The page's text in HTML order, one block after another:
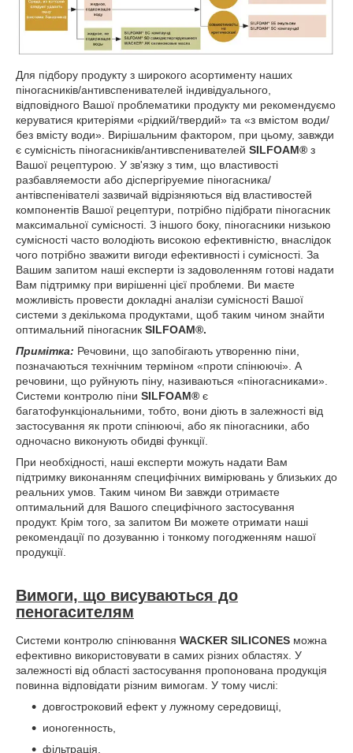
Для підбору продукту з широкого асортименту наших
піногасників/антивспенивателей індивідуального,
відповідного Вашої проблематики продукту ми рекомендуємо
керуватися критеріями «рідкий/твердий» та «з вмістом води/
без вмісту води». Вирішальним фактором, при цьому, завжди
є сумісність піногасників/антивспенивателей SILFOAM® з
Вашої рецептурою. У зв'язку з тим, що властивості
разбавляемости або діспергіруемие піногасника/
антівспенівателі зазвичай відрізняються від властивостей
компонентів Вашої рецептури, потрібно підібрати піногасник
максимальної сумісності. З іншого боку, піногасники низькою
сумісності часто володіють високою ефективністю, внаслідок
чого потрібно зважити вигоди ефективності і сумісності. За
Вашим запитом наші експерти із задоволенням готові надати
Вам підтримку при вирішенні цієї проблеми. Ви маєте
можливість провести докладні аналізи сумісності Вашої
системи з декількома продуктами, щоб таким чином знайти
оптимальний піногасник SILFOAM®.
Примітка: Речовини, що запобігають утворенню піни,
позначаються технічним терміном «проти спінюючі». А
речовини, що руйнують піну, називаються «піногасниками».
Системи контролю піни SILFOAM® є
багатофункціональними, тобто, вони діють в залежності від
застосування як проти спінюючі, або як піногасники, або
одночасно виконують обидві функції.
При необхідності, наші експерти можуть надати Вам
підтримку виконанням специфічних вимірювань у близьких до
реальних умов. Таким чином Ви завжди отримаєте
оптимальний для Вашого специфічного застосування
продукт. Крім того, за запитом Ви можете отримати наші
рекомендації по дозуванню і тонкому погодженням нашої
продукції.
Вимоги, що висуваються до
пеногасителям
Системи контролю спінювання WACKER SILICONES можна
ефективно використовувати в самих різних областях. У
залежності від області застосування пропонована продукція
повинна відповідати різним вимогам. У тому числі:
довгостроковий ефект у лужному середовищі,
ионогенность,
фільтрація,